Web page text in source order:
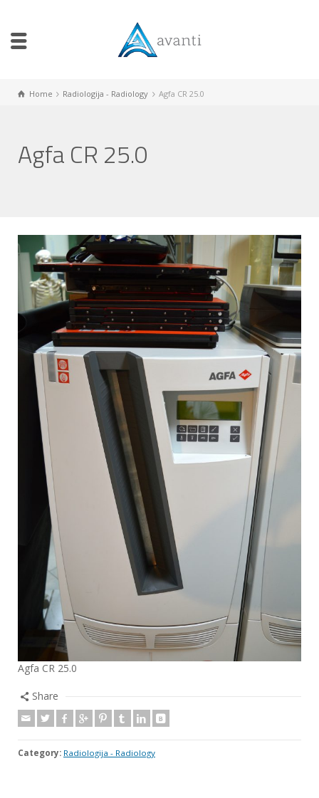
Home Radiologija - Radiology Agfa CR 25.0
Agfa CR 25.0
Agfa CR 25.0
Share
Category: Radiologija - Radiology